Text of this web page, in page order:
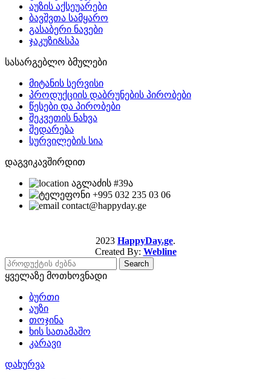
აუზის აქსეუარები
ბავშვთა სამყარო
გასაბერი ნავები
ჯაკუზი&სპა
სასარგებლო ბმულები
მიტანის სერვისი
პროდუქციის დაბრუნების პირობები
წესები და პირობები
შეკვეთის ნახვა
შედარება
სურვილების სია
დაგვიკავშირდით
აგლაძის #39ა
+995 032 235 03 06
contact@happyday.ge
2023 HappyDay.ge.
Created By: Webline
Search
ყველაზე მოთხოვნადი
ბურთი
აუზი
თოჯინა
ხის სათამაშო
კარავი
დახურვა